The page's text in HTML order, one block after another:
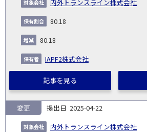
内外トランスライン株式会社
80.18
80.18
IAPF2株式会社
記事を見る
2025-04-22
内外トランスライン株式会社
変更